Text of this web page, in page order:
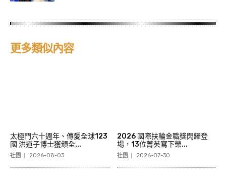
更多類似內容
太極門六十週年、傳愛全球123
國 洪道子博士獲頒全...
社團 2026-08-03
2026 國際扶輪金職獎閃耀登
場，13位菁英寫下榮...
社團 2026-07-30